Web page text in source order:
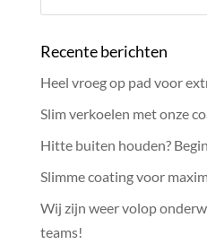
Recente berichten
Heel vroeg op pad voor
Slim verkoelen met onze
Hitte buiten houden?
Slimme coating voor
Wij zijn weer volop
teams!